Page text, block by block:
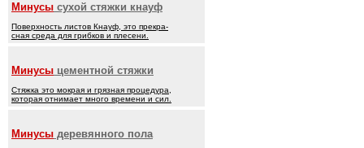
Минусы сухой стяжки кнауф
Поверхность листов Кнауф, это прекра-
сная среда для грибков и плесени.
Минусы цементной стяжки
Стяжка это мокрая и грязная процедура,
которая отнимает много времени и сил.
Минусы деревянного пола